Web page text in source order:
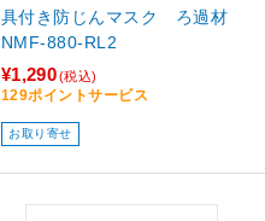
具付き防じんマスク ろ過材
NMF-880-RL2
¥1,290(税込)
129ポイントサービス
お取り寄せ